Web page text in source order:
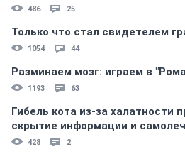
486 25
Только что стал свидетелем
1054 44
Разминаем мозг: играем в
1193 63
Гибель кота из-за халатности
скрытиe информации и
428 2